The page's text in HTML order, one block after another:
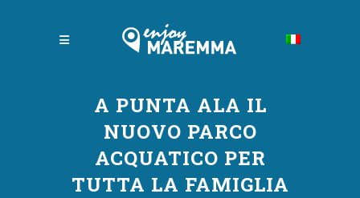
A PUNTA ALA IL
NUOVO PARCO
ACQUATICO PER
TUTTA LA FAMIGLIA